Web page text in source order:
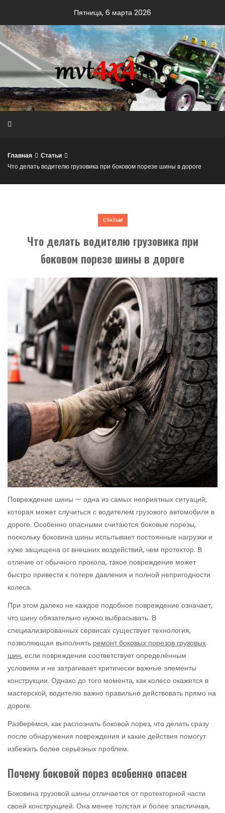
content
Пятница, 6 марта 2026
Главная
Статьи
Что делать водителю грузовика при боковом порезе шины в дороге
СТАТЬИ
Что делать водителю грузовика при
боковом порезе шины в дороге
Повреждение шины — одна из самых неприятных ситуаций,
которая может случиться с водителем грузового автомобиля в
дороге. Особенно опасными считаются боковые порезы,
поскольку боковина шины испытывает постоянные нагрузки и
хуже защищена от внешних воздействий, чем протектор. В
отличие от обычного прокола, такое повреждение может
быстро привести к потере давления и полной непригодности
колеса.
При этом далеко не каждое подобное повреждение означает,
что шину обязательно нужно выбрасывать. В
специализированных сервисах существует технология,
позволяющая выполнять ремонт боковых порезов грузовых
шин, если повреждение соответствует определённым
условиям и не затрагивает критически важные элементы
конструкции. Однако до того момента, как колесо окажется в
мастерской, водителю важно правильно действовать прямо на
дороге.
Разберёмся, как распознать боковой порез, что делать сразу
после обнаружения повреждения и какие действия помогут
избежать более серьёзных проблем.
Почему боковой порез особенно опасен
Боковина грузовой шины отличается от протекторной части
своей конструкцией. Она менее толстая и более эластичная,